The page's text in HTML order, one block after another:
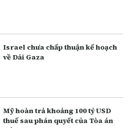
Israel chưa chấp thuận kế hoạch
về Dải Gaza
Mỹ hoàn trả khoảng 100 tỷ USD
thuế sau phán quyết của Tòa án